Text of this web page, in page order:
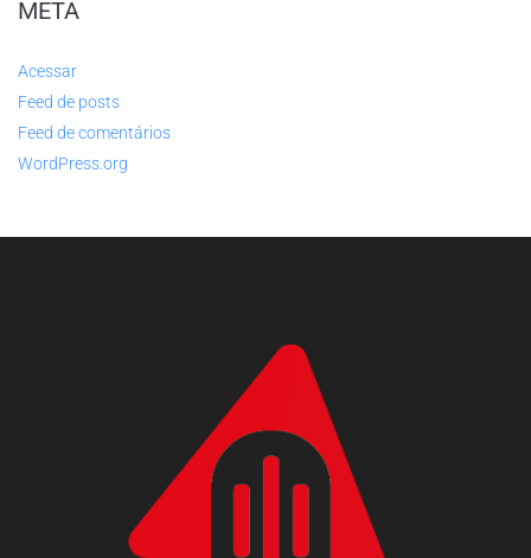
META
Acessar
Feed de posts
Feed de comentários
WordPress.org